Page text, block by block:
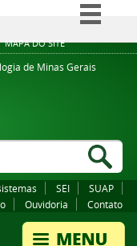
MAPA DO SITE
Simplifique!
Comunica BR
Legislação
de Minas Gerais
SEI
SUAP
Ouvidoria Contato